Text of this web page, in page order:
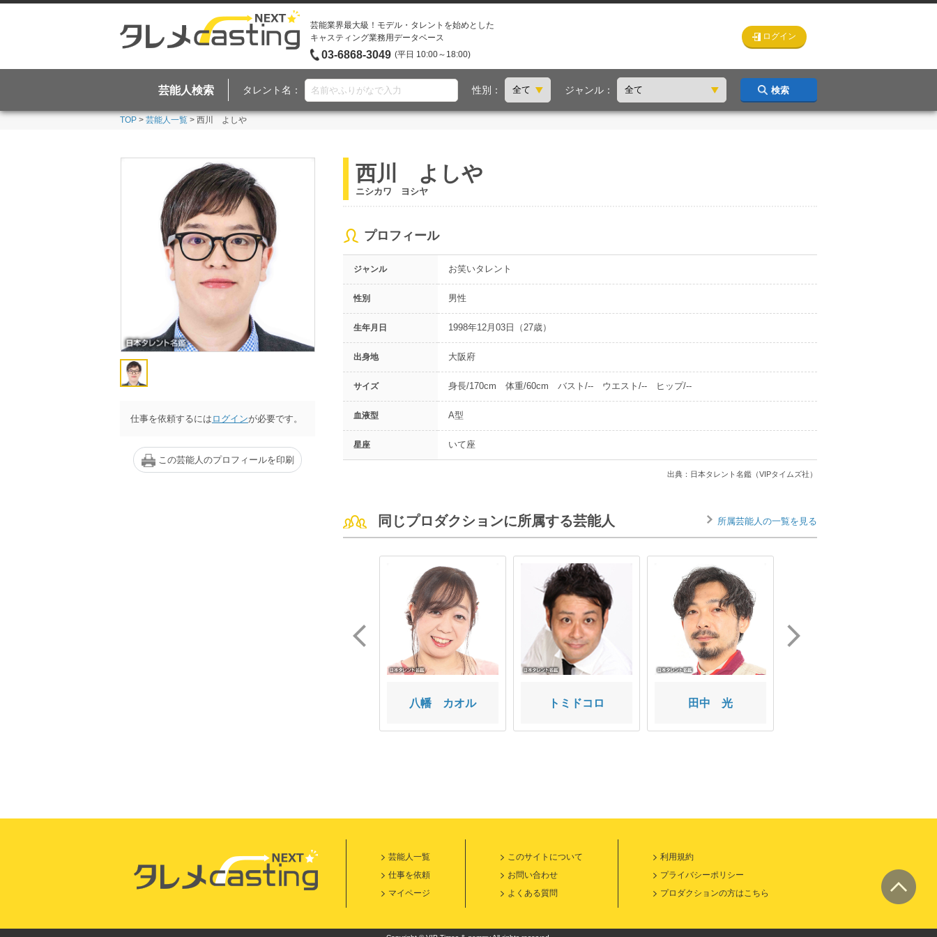
芸能業界最大級！モデル・タレントを始めとした
キャスティング業務用データベース
03-6868-3049 (平日 10:00～18:00)
ログイン
芸能人検索 タレント名： 性別： ジャンル： 検索
TOP > 芸能人一覧 > 西川 よしや
仕事を依頼するには ログインが必要です。
この芸能人のプロフィールを印刷
西川 よしや
ニシカワ ヨシヤ
プロフィール
ジャンル お笑いタレント
性別 男性
生年月日 1998年12月03日（27歳）
出身地 大阪府
サイズ 身長/170cm 体重/60cm バスト/-- ウエスト/-- ヒップ/--
血液型 A型
星座 いて座
出典：日本タレント名鑑（VIPタイムズ社）
同じプロダクションに所属する芸能人 所属芸能人の一覧を見る
八幡 カオル トミドコロ 田中 光
芸能人一覧
仕事を依頼
マイページ
このサイトについて
お問い合わせ
よくある質問
利用規約
プライバシーポリシー
プロダクションの方はこちら